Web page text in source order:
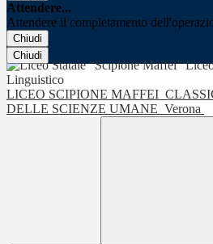
Attendere...
Attendere il completamento
Chiudi
Chiudi
LICEO SCIPIONE MAFFEI
DELLE SCIENZE UMANE Verona